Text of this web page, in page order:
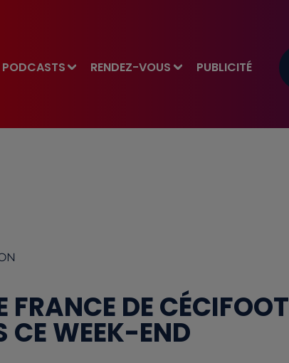
PODCASTS RENDEZ-VOUS PUBLICITÉ
DE CÉCIFOOT
CE WEEK-END